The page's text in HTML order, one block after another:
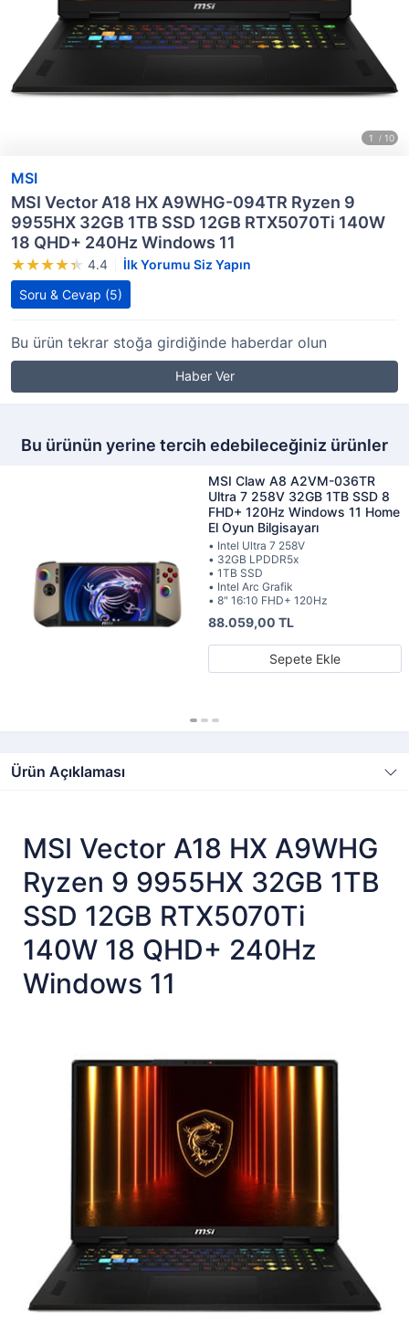
MSI
MSI Vector A18 HX A9WHG-094TR Ryzen 9
9955HX 32GB 1TB SSD 12GB RTX5070Ti 140W
18 QHD+ 240Hz Windows 11
4.4
İlk Yorumu Siz Yapın
Soru & Cevap (5)
Bu ürün tekrar stoğa girdiğinde haberdar olun
Haber Ver
Bu ürünün yerine tercih edebileceğiniz ürünler
MSI Claw A8 A2VM-036TR
Ultra 7 258V 32GB 1TB SSD 8
FHD+ 120Hz Windows 11 Home
El Oyun Bilgisayarı
• Intel Ultra 7 258V
• 32GB LPDDR5x
• 1TB SSD
• Intel Arc Grafik
• 8" 16:10 FHD+ 120Hz
88.059,00 TL
Sepete Ekle
Ürün Açıklaması
MSI Vector A18 HX A9WHG
Ryzen 9 9955HX 32GB 1TB
SSD 12GB RTX5070Ti
140W 18 QHD+ 240Hz
Windows 11